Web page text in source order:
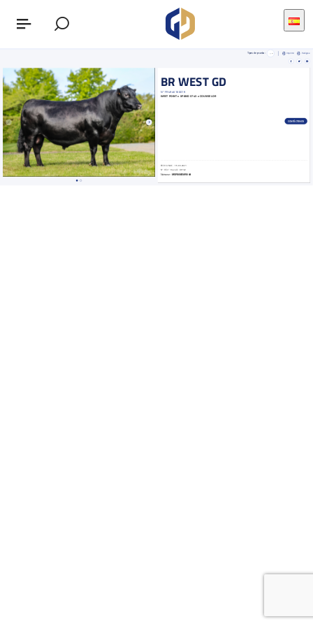
Tipos de prueba : Imprimir Pedigree
BR WEST GD
N°FR4946160019
WEST POINT x XPAND X743 x COUNSELOR
CONTÁCTENOS
FECHA NAC. : 15.03.2021
N° IE (n° travail) : A0142
Naisseur :M SPINNEWYN 49